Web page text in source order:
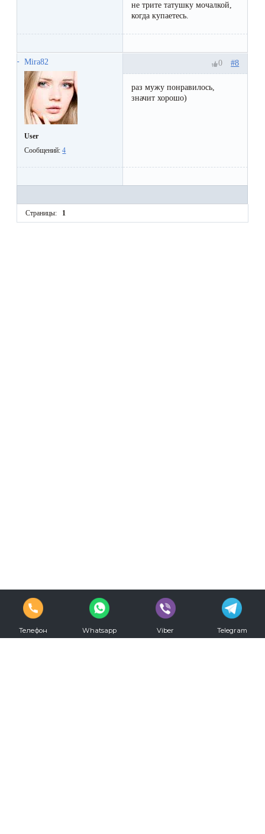
vkontakte
не трите татушку мочалкой,
когда купаетесь.
Mira82
User
Сообщений:4
#8
0
раз мужу понравилось,
значит хорошо)
Страницы: 1
Телефон Whatsapp Viber Telegram